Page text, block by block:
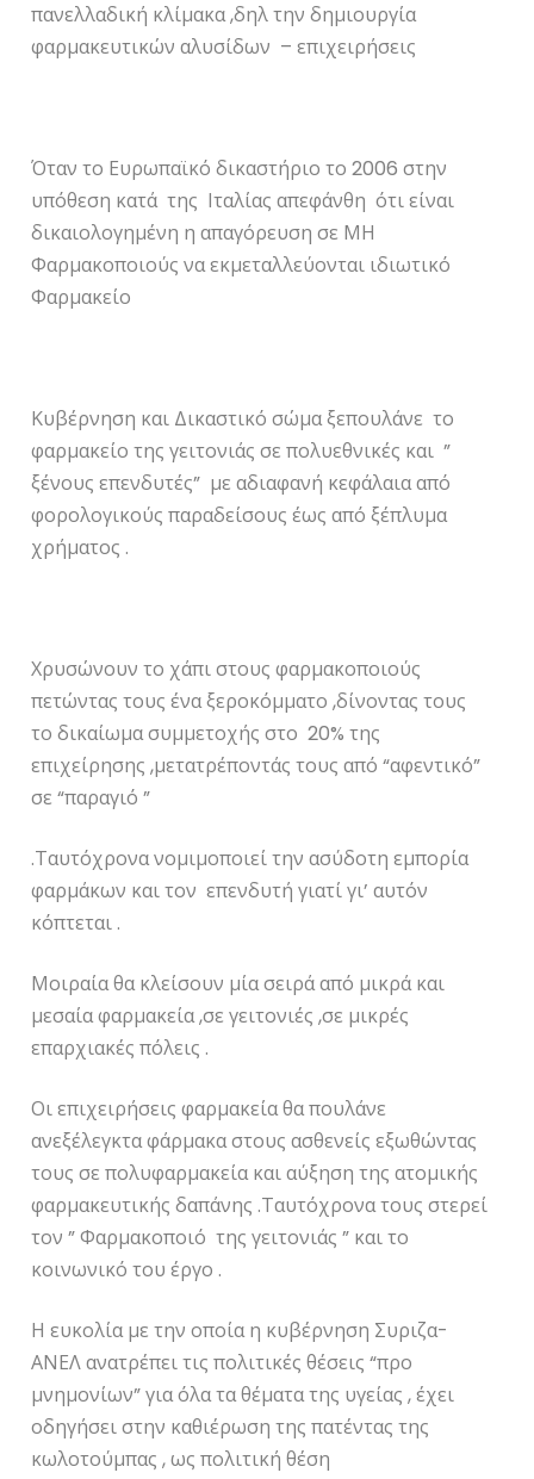
πανελλαδική κλίμακα ,δηλ την δημιουργία
φαρμακευτικών αλυσίδων – επιχειρήσεις
Όταν το Ευρωπαϊκό δικαστήριο το 2006 στην
υπόθεση κατά της Ιταλίας απεφάνθη ότι είναι
δικαιολογημένη η απαγόρευση σε ΜΗ
Φαρμακοποιούς να εκμεταλλεύονται ιδιωτικό
Φαρμακείο
Κυβέρνηση και Δικαστικό σώμα ξεπουλάνε το
φαρμακείο της γειτονιάς σε πολυεθνικές και ”
ξένους επενδυτές” με αδιαφανή κεφάλαια από
φορολογικούς παραδείσους έως από ξέπλυμα
χρήματος .
Χρυσώνουν το χάπι στους φαρμακοποιούς
πετώντας τους ένα ξεροκόμματο ,δίνοντας τους
το δικαίωμα συμμετοχής στο 20% της
επιχείρησης ,μετατρέποντάς τους από “αφεντικό”
σε “παραγιό ”
.Ταυτόχρονα νομιμοποιεί την ασύδοτη εμπορία
φαρμάκων και τον επενδυτή γιατί γι’ αυτόν
κόπτεται .
Μοιραία θα κλείσουν μία σειρά από μικρά και
μεσαία φαρμακεία ,σε γειτονιές ,σε μικρές
επαρχιακές πόλεις .
Οι επιχειρήσεις φαρμακεία θα πουλάνε
ανεξέλεγκτα φάρμακα στους ασθενείς εξωθώντας
τους σε πολυφαρμακεία και αύξηση της ατομικής
φαρμακευτικής δαπάνης .Ταυτόχρονα τους στερεί
τον ” Φαρμακοποιό της γειτονιάς ” και το
κοινωνικό του έργο .
Η ευκολία με την οποία η κυβέρνηση Συριζα-
ΑΝΕΛ ανατρέπει τις πολιτικές θέσεις “προ
μνημονίων” για όλα τα θέματα της υγείας , έχει
οδηγήσει στην καθιέρωση της πατέντας της
κωλοτούμπας , ως πολιτική θέση